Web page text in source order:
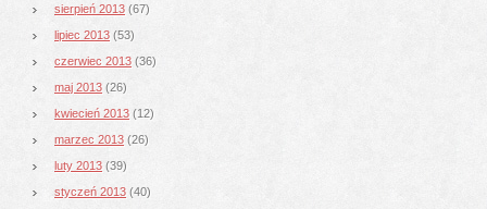
sierpień 2013 (67)
lipiec 2013 (53)
czerwiec 2013 (36)
maj 2013 (26)
kwiecień 2013 (12)
marzec 2013 (26)
luty 2013 (39)
styczeń 2013 (40)